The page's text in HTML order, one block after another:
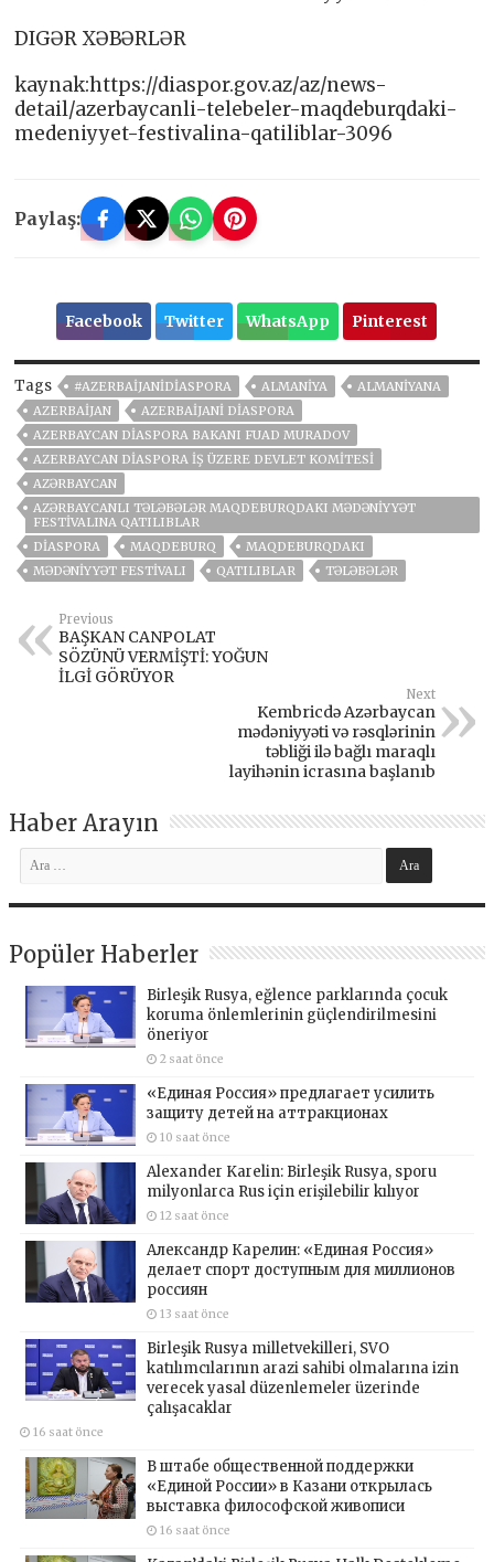
DIGƏR XƏBƏRLƏR
kaynak:https://diaspor.gov.az/az/news-
detail/azerbaycanli-telebeler-maqdeburqdaki-
medeniyyet-festivalina-qatiliblar-3096
Paylaş:
Facebook Twitter WhatsApp Pinterest
Tags #AZERBAIJANIDIASPORA ALMANIYA
ALMANIYANA
AZERBAIJAN
AZERBAIJANI DIASPORA
AZERBAYCAN DIASPORA BAKANI FUAD MURADOV
AZERBAYCAN DIASPORA İŞ ÜZERE DEVLET KOMITESI
AZƏRBAYCAN
AZƏRBAYCANLI TƏLƏBƏLƏR MAQDEBURQDAKI MƏDƏNIYYƏT
FESTIVALINA QATILIBLAR
DIASPORA
MAQDEBURQ
MAQDEBURQDAKI
MƏDƏNIYYƏT FESTIVALI
QATILIBLAR TƏLƏBƏLƏR
Previous
BAŞKAN CANPOLAT
SÖZÜNÜ VERMİŞTİ: YOĞUN
İLGİ GÖRÜYOR
Next
Kembricdə Azərbaycan
mədəniyyəti və rəsqlərinin
təbliği ilə bağlı maraqlı
layihənin icrasına başlanıb
Haber Arayın
Popüler Haberler
Birleşik Rusya, eğlence parklarında çocuk
koruma önlemlerinin güçlendirilmesini
öneriyor
2 saat önce
«Единая Россия» предлагает усилить
защиту детей на аттракционах
10 saat önce
Alexander Karelin: Birleşik Rusya, sporu
milyonlarca Rus için erişilebilir kılıyor
12 saat önce
Александр Карелин: «Единая Россия»
делает спорт доступным для миллионов
россиян
13 saat önce
Birleşik Rusya milletvekilleri, SVO
katılımcılarının arazi sahibi olmalarına izin
verecek yasal düzenlemeler üzerinde
çalışacaklar
16 saat önce
В штабе общественной поддержки
«Единой России» в Казани открылась
выставка философской живописи
16 saat önce